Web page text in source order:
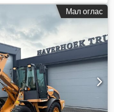
уред,
Мал оглас